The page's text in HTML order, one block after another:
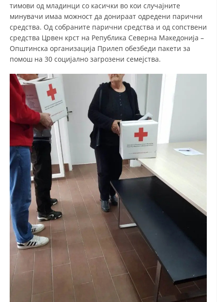
ОРГАНИЗАЦИЈА И РАЗВОЈ
РАКОВОДЕН ОДБОР
СОБРАНИЕ
СТРУКТУРА И ОРГАНИЗАЦИОНА ПОСТАВЕНОСТ
ДИСЕМИНАЦИЈА
MЕЃУНАРОДНО ХУМАНИТАРНО ПРАВО
ПРОМОЦИЈА НА ХУМАНИ ВРЕДНОСТИ
УПОТРЕБА И ЗАШТИТА НА АМБЛЕМОТ
СОЦИЈАЛНО ХУМАНИТАРНА ДЕЈНОСТ
КАКО ДА ДОНИРАТЕ
ПОДГОТВЕНОСТ И ДЕЈСТВО ПРИ КАТАСТРОФИ
ТИМОВИ НА ООЦК
СПАСИТЕЛНА СТАНИЦА ВОДНО
ПРОЕКТИ – ПОДГОТВЕНОСТ И ДЕЈСТВУВАЊЕ ПРИ КАТАСТРОФИ
ОДНОСИ СО ЈАВНОСТ
ИСТРАЖУВАЊЕ НА ЈАВНО МИСЛЕЊЕ
тимови од младинци со касички во кои случајните
минувачи имаа можност да донираат одредени парични
средства. Од собраните парични средства и од сопствени
средства Црвен крст на Република Северна Македонија –
Општинска организација Прилеп обезбеди пакети за
помош на 30 социјално загрозени семејства.